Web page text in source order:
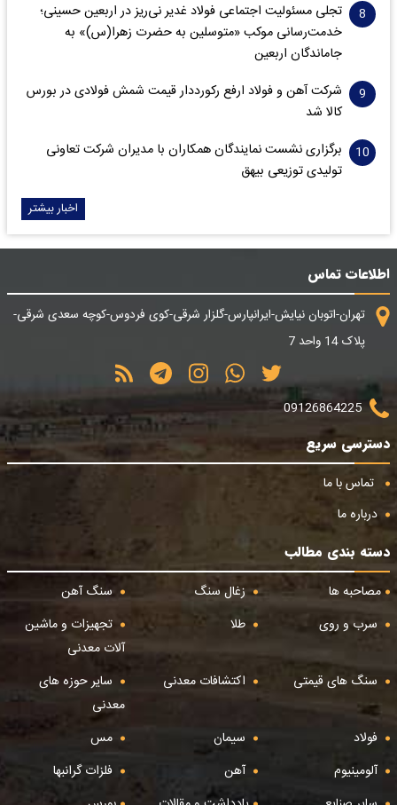
تجلی مسئولیت اجتماعی فولاد غدیر نی‌ریز در اربعین حسینی؛
خدمت‌رسانی موکب «متوسلین به حضرت زهرا(س)» به
جاماندگان اربعین
شرکت آهن و فولاد ارفع رکورددار قیمت شمش فولادی در بورس
کالا شد
برگزاری نشست نمایندگان همکاران با مدیران شرکت تعاونی
تولیدی توزیعی بیهق
اخبار بیشتر
اطلاعات تماس
تهران-اتوبان نیایش-ایرانپارس-گلزار شرقی-کوی فردوس-کوچه سعدی شرقی-
پلاک 14 واحد 7
09126864225
دسترسی سریع
تماس با ما
درباره ما
دسته بندی مطالب
مصاحبه ها
زغال سنگ
سنگ آهن
سرب و روی
طلا
تجهیزات و ماشین
آلات معدنی
سنگ های قیمتی
اکتشافات معدنی
سایر حوزه های
معدنی
فولاد
سیمان
مس
آلومینیوم
آهن
فلزات گرانبها